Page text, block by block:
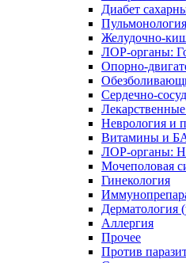
Диабет
Желудочно-
ЛОР-органы:
Опорно-
Сердечно-
Неврология и
Витамины и
ЛОР-органы:
Мочеполовая
Гинекология
Дерматология
Аллергия
Прочее
Против